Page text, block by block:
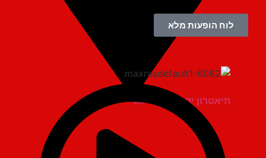
תיאטרון יד למגינים יגור
לוח הופעות מלא